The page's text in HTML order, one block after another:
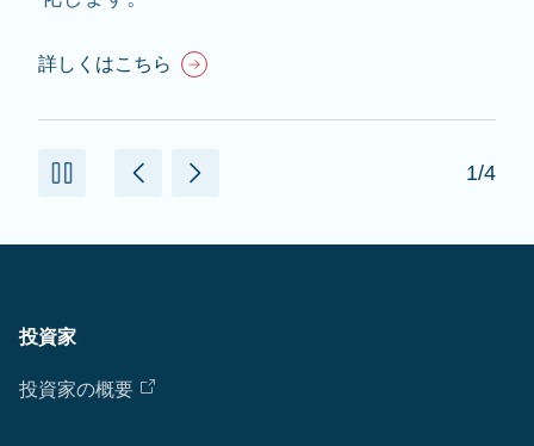
詳しくはこちら
1/4
投資家
投資家の概要